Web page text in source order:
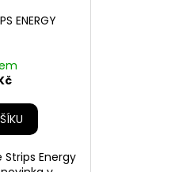
ENERGY
Strips Energy